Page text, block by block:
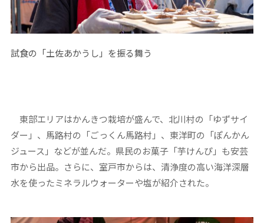
試食の「土佐あかうし」を振る舞う
東部エリアはかんきつ栽培が盛んで、北川村の「ゆずサイ
ダー」、馬路村の「ごっくん馬路村」、東洋町の「ぽんかん
ジュース」などが並んだ。県民のお菓子「芋けんぴ」も安芸
市から出品。さらに、室戸市からは、清浄度の高い海洋深層
水を使ったミネラルウォーターや塩が紹介された。